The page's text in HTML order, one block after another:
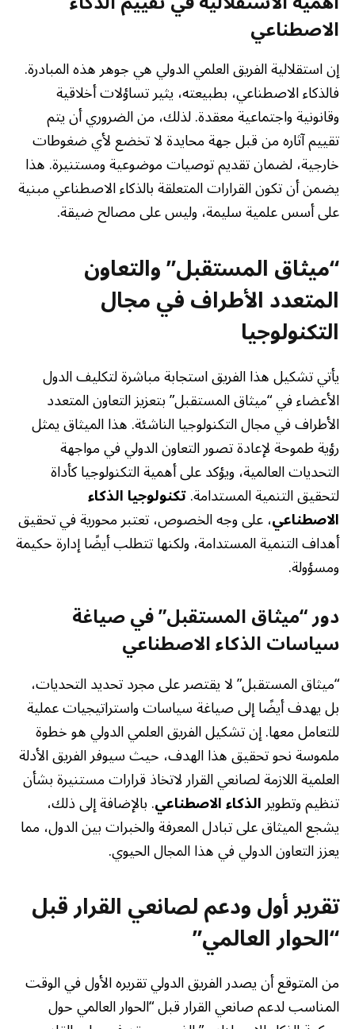
الاصطناعي
إن استقلالية الفريق العلمي الدولي هي جوهر هذه المبادرة.
فالذكاء الاصطناعي، بطبيعته، يثير تساؤلات أخلاقية
وقانونية واجتماعية معقدة. لذلك، من الضروري أن يتم
تقييم آثاره من قبل جهة محايدة لا تخضع لأي ضغوطات
خارجية، لضمان تقديم توصيات موضوعية ومستنيرة. هذا
يضمن أن تكون القرارات المتعلقة بالذكاء الاصطناعي مبنية
على أسس علمية سليمة، وليس على مصالح ضيقة.
“ميثاق المستقبل” والتعاون
المتعدد الأطراف في مجال
التكنولوجيا
يأتي تشكيل هذا الفريق استجابة مباشرة لتكليف الدول
الأعضاء في “ميثاق المستقبل” بتعزيز التعاون المتعدد
الأطراف في مجال التكنولوجيا الناشئة. هذا الميثاق يمثل
رؤية طموحة لإعادة تصور التعاون الدولي في مواجهة
التحديات العالمية، ويؤكد على أهمية التكنولوجيا كأداة
لتحقيق التنمية المستدامة.تكنولوجيا الذكاء
الاصطناعي، على وجه الخصوص، تعتبر محورية في تحقيق
أهداف التنمية المستدامة، ولكنها تتطلب أيضًا إدارة حكيمة
ومسؤولة.
دور “ميثاق المستقبل” في صياغة
سياسات الذكاء الاصطناعي
“ميثاق المستقبل” لا يقتصر على مجرد تحديد التحديات،
بل يهدف أيضًا إلى صياغة سياسات واستراتيجيات عملية
للتعامل معها. إن تشكيل الفريق العلمي الدولي هو خطوة
ملموسة نحو تحقيق هذا الهدف، حيث سيوفر الفريق الأدلة
العلمية اللازمة لصانعي القرار لاتخاذ قرارات مستنيرة بشأن
تنظيم وتطويرالذكاء الاصطناعي. بالإضافة إلى ذلك،
يشجع الميثاق على تبادل المعرفة والخبرات بين الدول، مما
يعزز التعاون الدولي في هذا المجال الحيوي.
تقرير أول ودعم لصانعي القرار قبل
“الحوار العالمي”
من المتوقع أن يصدر الفريق الدولي تقريره الأول في الوقت
المناسب لدعم صانعي القرار قبل “الحوار العالمي حول